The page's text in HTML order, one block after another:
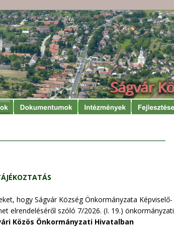
hogy Ságvár Község Önkormányzata Képviselő-
elrendeléséről szóló 7/2026. (I. 19.) önkormányzati
Közös Önkormányzati Hivatalban